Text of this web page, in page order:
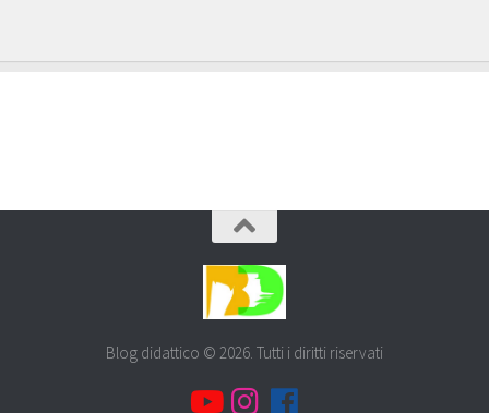
Blog didattico © 2026. Tutti i diritti riservati